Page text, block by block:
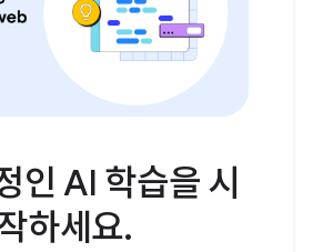
인 AI 학습을 시
하세요.